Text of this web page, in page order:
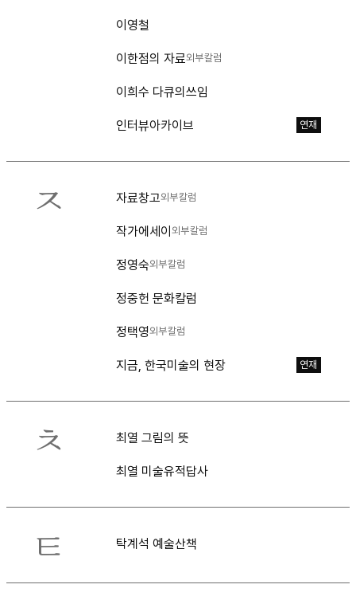
이영철
이한점의 자료외부칼럼
이희수 다큐의쓰임
인터뷰아카이브 연재
ㅈ 자료창고외부칼럼
작가에세이 외부칼럼
정영숙외부칼럼
정중헌 문화칼럼
정택영외부칼럼
지금, 한국미술의 현장 연재
ㅊ 최열 그림의 뜻
최열 미술유적답사
ㅌ 탁계석 예술산책